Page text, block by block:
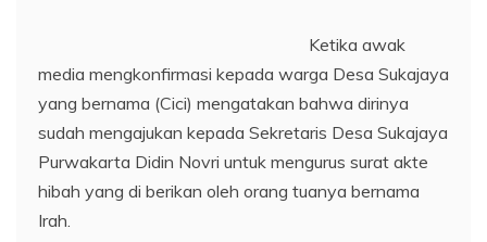
Ketika awak
media mengkonfirmasi kepada warga Desa Sukajaya
yang bernama (Cici) mengatakan bahwa dirinya
sudah mengajukan kepada Sekretaris Desa Sukajaya
Purwakarta Didin Novri untuk mengurus surat akte
hibah yang di berikan oleh orang tuanya bernama
Irah.